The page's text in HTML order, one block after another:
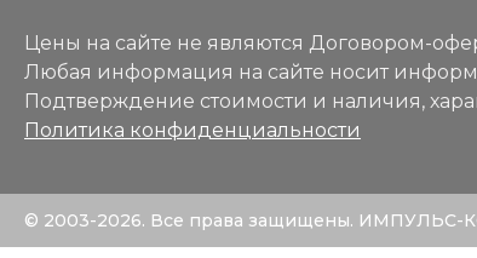
Цены на сайте не являются Договором-
Любая информация на сайте носит
Подтверждение стоимости и наличия,
Политика конфиденциальности
© 2003-2026. Все права защищены. ИМПУЛЬС-